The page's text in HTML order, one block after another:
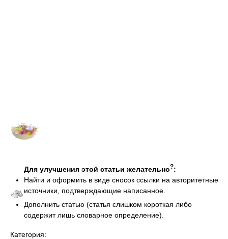
Для улучшения этой статьи желательно?:
Найти и оформить в виде сносок ссылки на авторитетные
источники, подтверждающие написанное.
Дополнить статью (статья слишком короткая либо
содержит лишь словарное определение).
Категория: